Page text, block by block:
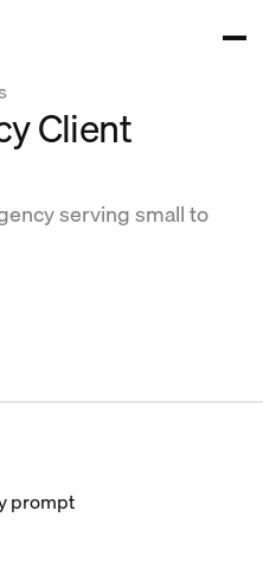
Client
serving small to
prompt